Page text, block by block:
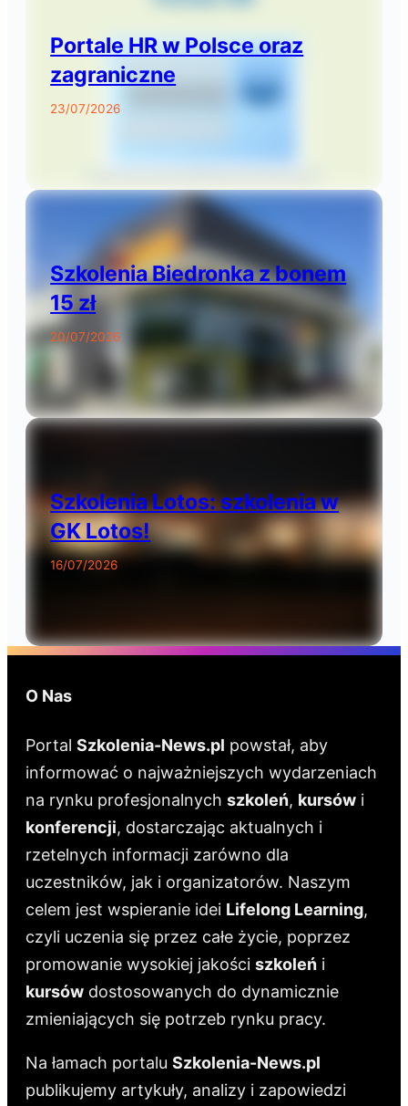
Portale HR w Polsce oraz
zagraniczne
23/07/2026
Szkolenia Biedronka z bonem
15 zł
20/07/2026
Szkolenia Lotos: szkolenia w
GK Lotos!
16/07/2026
O Nas
Portal Szkolenia-News.pl powstał, aby
informować o najważniejszych wydarzeniach
na rynku profesjonalnych szkoleń, kursów i
konferencji, dostarczając aktualnych i
rzetelnych informacji zarówno dla
uczestników, jak i organizatorów. Naszym
celem jest wspieranie idei Lifelong Learning,
czyli uczenia się przez całe życie, poprzez
promowanie wysokiej jakości szkoleń i
kursów dostosowanych do dynamicznie
zmieniających się potrzeb rynku pracy.
Na łamach portalu Szkolenia-News.pl
publikujemy artykuły, analizy i zapowiedzi